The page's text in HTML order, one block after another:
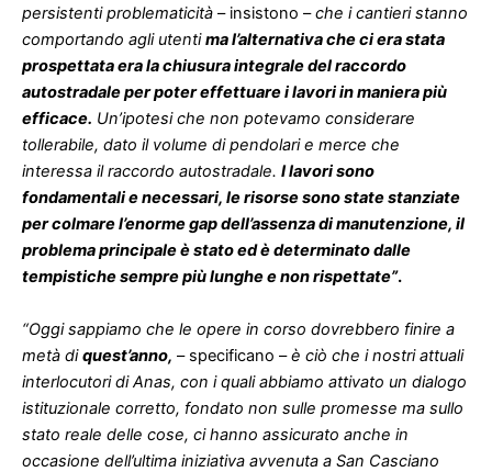
persistenti problematicità – insistono –che i cantieri stanno
comportando agli utentima l’alternativa che ci era stata
prospettata era la chiusura integrale del raccordo
autostradale per poter effettuare i lavori in maniera più
efficace. Un’ipotesi che non potevamo considerare
tollerabile, dato il volume di pendolari e merce che
interessa il raccordo autostradale. I lavori sono
fondamentali e necessari, le risorse sono state stanziate
per colmare l’enorme gap dell’assenza di manutenzione, il
problema principale è stato ed è determinato dalle
tempistiche sempre più lunghe e non rispettate”.
“Oggi sappiamo che le opere in corso dovrebbero finire a
metà diquest’anno, – specificano –è ciò che i nostri attuali
interlocutori di Anas, con i quali abbiamo attivato un dialogo
istituzionale corretto, fondato non sulle promesse ma sullo
stato reale delle cose, ci hanno assicurato anche in
occasione dell’ultima iniziativa avvenuta a San Casciano